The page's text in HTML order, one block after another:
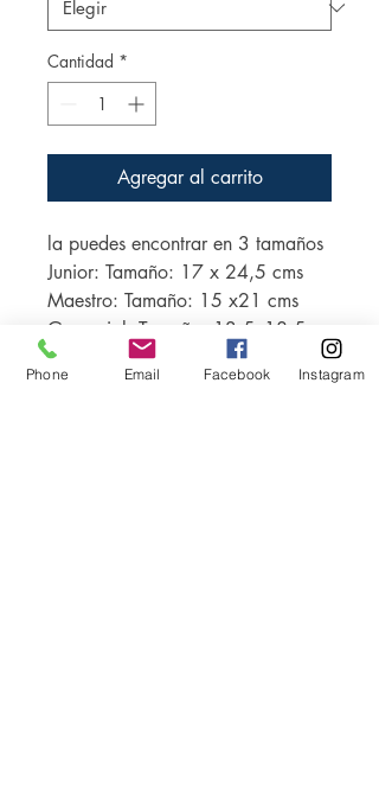
Cantidad *
Agregar al carrito
la puedes encontrar en 3 tamaños
Junior: Tamaño: 17 x 24,5 cms
Maestro: Tamaño: 15 x21 cms
Gerencial: Tamaño: 13,5x18,5
cms
Phone Email Facebook Instagram